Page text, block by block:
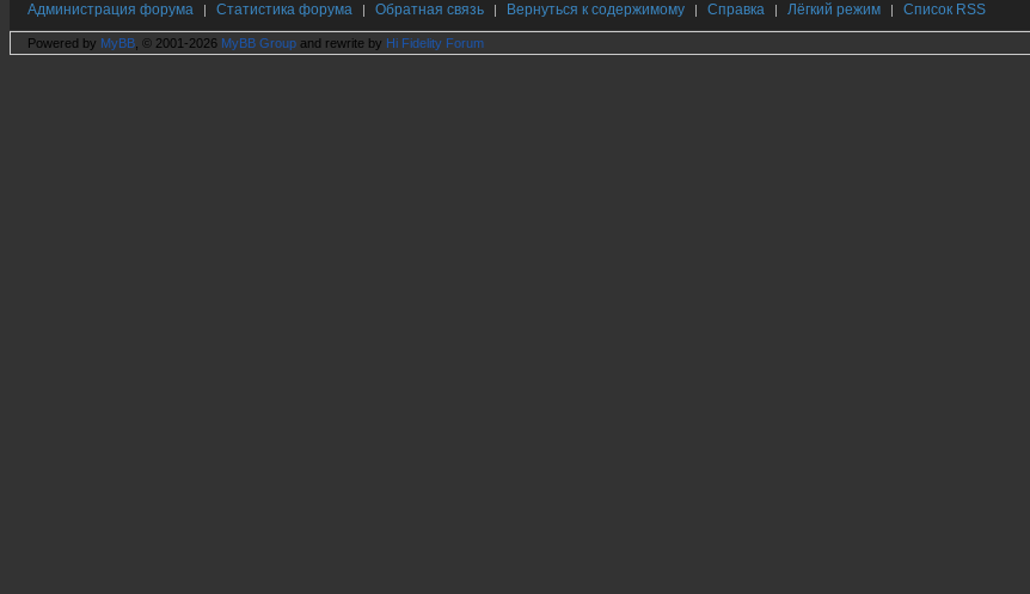
Администрация форума | Статистика форума | Обратная связь | Вернуться к содержимому | Справка | Лёгкий режим | Список RSS
Powered by MyBB , © 2001-2026 MyBB Group and rewrite by Hi Fidelity Forum